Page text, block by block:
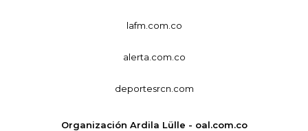
lafm.com.co
alerta.com.co
deportesrcn.com
Organización Ardila Lülle - oal.com.co